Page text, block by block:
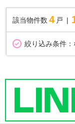
該当物件数 4 戸
絞り込み条件：